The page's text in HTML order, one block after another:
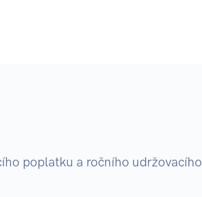
poplatku a ročního udržovacího